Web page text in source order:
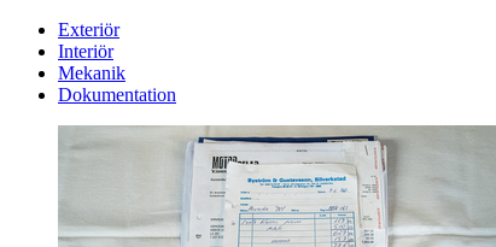
Exteriör
Interiör
Mekanik
Dokumentation